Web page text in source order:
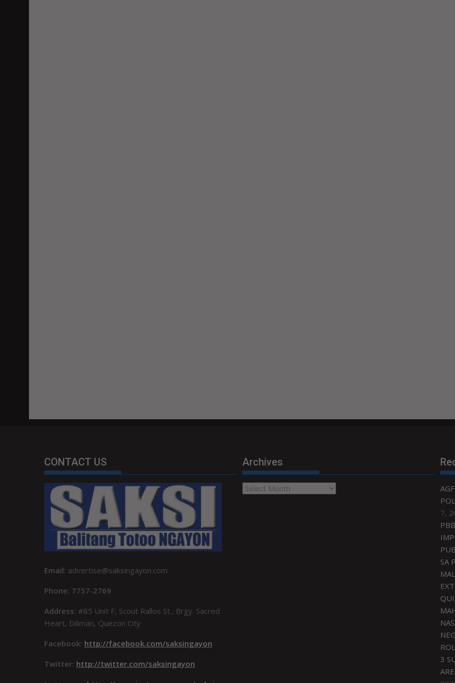
CONTACT US
Email: advertise@saksingayon.com
Phone: 7757-2769
Address: #85 Unit F, Scout Rallos St., Brgy. Sacred
Heart, Diliman, Quezon City
Facebook: http://facebook.com/saksingayon
Twitter: http://twitter.com/saksingayon
Archives
Archives
7,
SA
3